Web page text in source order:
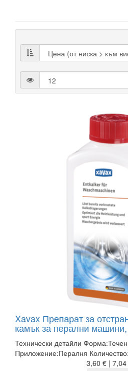
Xavax Препарат за
камък за перални
Технически детайли
Приложение:Пералня
3,60 € | 7,04